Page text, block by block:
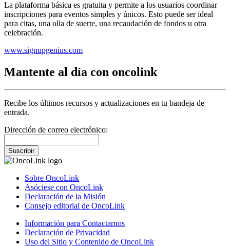
La plataforma básica es gratuita y permite a los usuarios coordinar
inscripciones para eventos simples y únicos. Esto puede ser ideal
para citas, una olla de suerte, una recaudación de fondos u otra
celebración.
www.signupgenius.com
Mantente al día con oncolink
Recibe los últimos recursos y actualizaciones en tu bandeja de
entrada.
Dirección de correo electrónico:
Suscribir
Sobre OncoLink
Asóciese con OncoLink
Declaración de la Misión
Consejo editorial de OncoLink
Información para Contactarnos
Declaración de Privacidad
Uso del Sitio y Contenido de OncoLink